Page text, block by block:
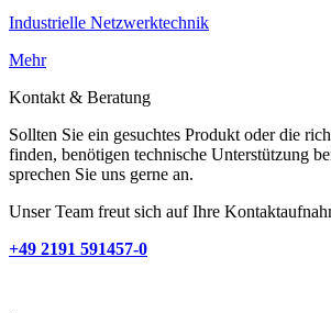
Industrielle Netzwerktechnik
Mehr
Kontakt & Beratung
Sollten Sie ein gesuchtes Produkt oder die
finden, benötigen technische Unterstützung
sprechen Sie uns gerne an.
Unser Team freut sich auf Ihre
+49 2191 591457-0